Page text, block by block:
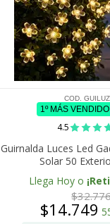
COD.
1º MÁS VENDIDO
4.5
Guirnalda Luces Led
Solar 50
Llega Hoy o
$14.749